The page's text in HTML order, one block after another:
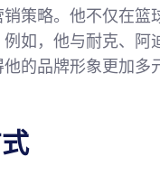
策略。他不仅在篮
如，他与耐克、阿
的品牌形象更加多